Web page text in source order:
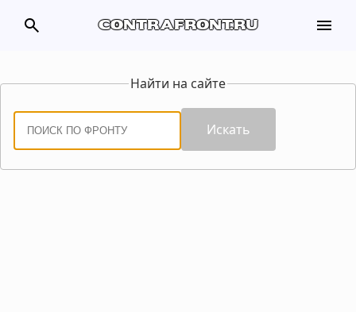
search contrafront.ru menu
Найти на сайте
Искать